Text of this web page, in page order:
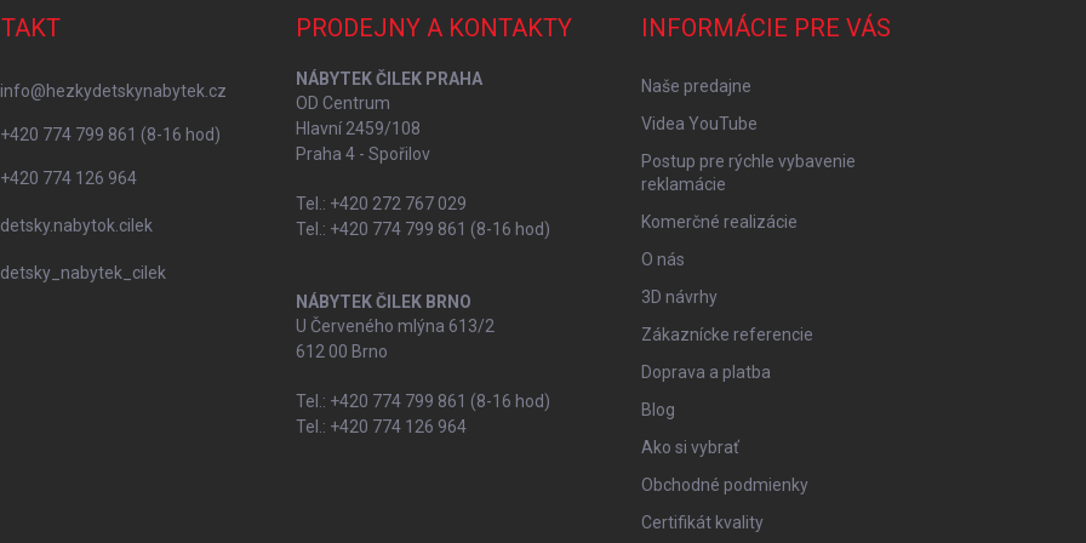
info@hezkydetskynabytek.cz
+420 774 799 861 (8-16 hod)
+420 774 126 964
detsky.nabytok.cilek
detsky_nabytek_cilek
PRODEJNY A KONTAKTY
NÁBYTEK ČILEK PRAHA
OD Centrum
Hlavní 2459/108
Praha 4 - Spořilov
Tel.: +420 272 767 029
Tel.: +420 774 799 861 (8-16 hod)
NÁBYTEK ČILEK BRNO
U Červeného mlýna 613/2
612 00 Brno
Tel.: +420 774 799 861 (8-16 hod)
Tel.: +420 774 126 964
INFORMÁCIE PRE VÁS
Naše predajne
Videa YouTube
Postup pre rýchle vybavenie
reklamácie
Komerčné realizácie
O nás
3D návrhy
Zákaznícke referencie
Doprava a platba
Blog
Ako si vybrať
Obchodné podmienky
Certifikát kvality